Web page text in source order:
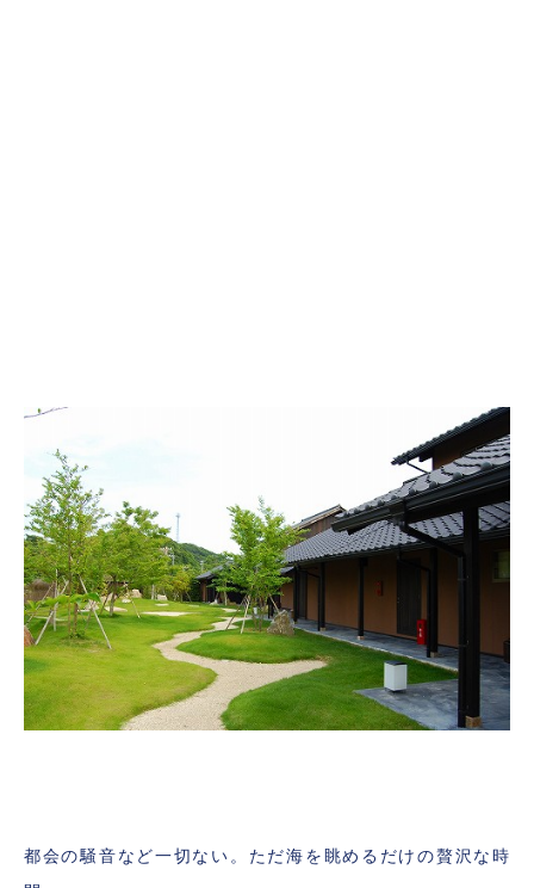
都会の騒音など一切ない。ただ海を眺めるだけの贅沢な時